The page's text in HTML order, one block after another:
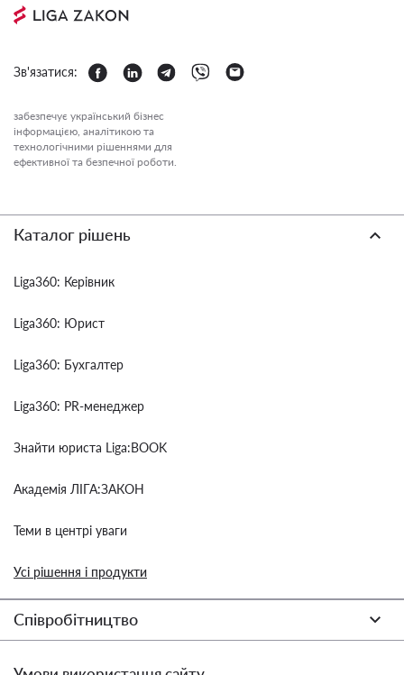
Зв'язатися:
забезпечує український бізнес
інформацією, аналітикою та
технологічними рішеннями для
ефективної та безпечної роботи.
Каталог рішень
Liga360: Керівник
Liga360: Юрист
Liga360: Бухгалтер
Liga360: PR-менеджер
Знайти юриста Liga:BOOK
Академія ЛІГА:ЗАКОН
Теми в центрі уваги
Усі рішення і продукти
Співробітництво